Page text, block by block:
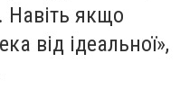
Навіть якщо
від ідеальної»,